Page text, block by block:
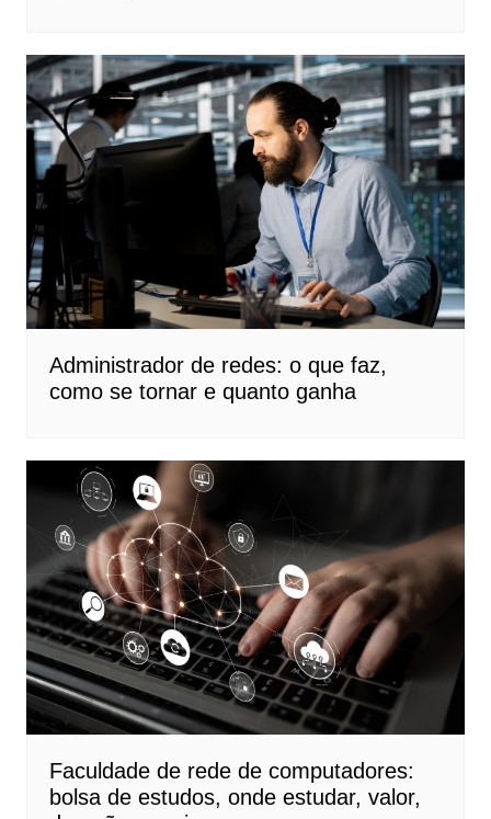
Administrador de redes: o que faz,
como se tornar e quanto ganha
Faculdade de rede de computadores:
bolsa de estudos, onde estudar, valor,